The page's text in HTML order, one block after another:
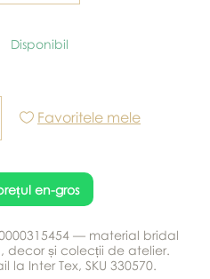
Disponibil
Favoritele mele
en-gros
— material bridal
decor și colecții de atelier.
la Inter Tex, SKU 330570.